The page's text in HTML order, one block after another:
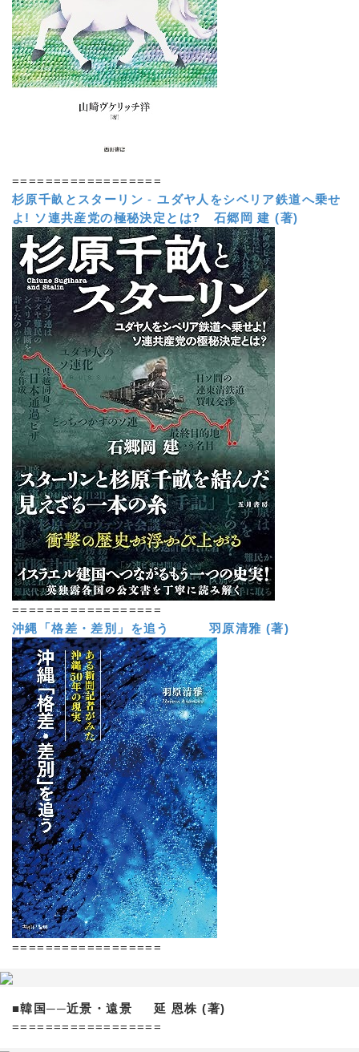
==================
杉原千畝とスターリン -ユダヤ人をシベリア鉄道へ乗せ
よ! ソ連共産党の極秘決定とは?
石郷岡 建 (著)
==================
沖縄「格差・差別」を追う 羽原清雅 (著)
==================
■韓国──近景・遠景 延 恩株 (著)
==================